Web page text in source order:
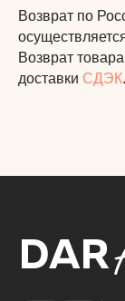
Возврат по
Возврат
доставки СДЭК.